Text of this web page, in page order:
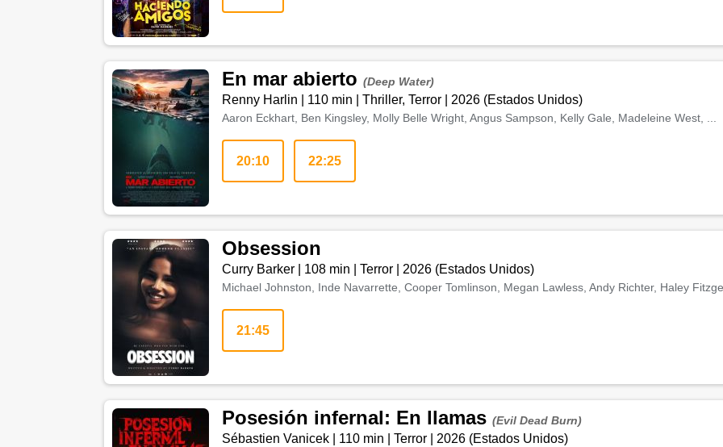
En mar abierto(Deep Water)
Renny Harlin 110 min |Thriller, Terror 2026 (Estados Unidos)
Aaron Eckhart, Ben Kingsley, Molly Belle Wright, Angus Sampson, Kelly Gale, Madeleine West, ...
20:10 22:25
Obsession
Curry Barker 108 min |Terror 2026 (Estados Unidos)
Michael Johnston, Inde Navarrette, Cooper Tomlinson, Megan Lawless, Andy Richter, Haley
21:45
Posesión infernal: En llamas(Evil Dead Burn)
Sébastien Vanicek 110 min |Terror 2026 (Estados Unidos)